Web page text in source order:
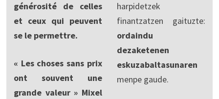
générosité de celles
et ceux qui peuvent
se le permettre.
« Les choses sans prix
ont souvent une
grande valeur » Mixel
harpidetzek
finantzatzen gaituzte:
ordaindu
dezaketenen
eskuzabaltasunaren
menpe gaude.